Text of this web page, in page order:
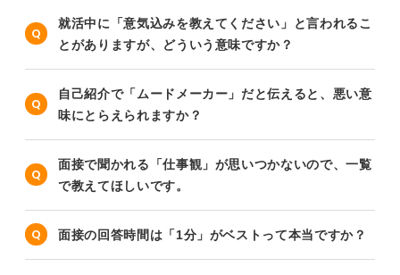
就活中に「意気込みを教えてください」と言われるこ
とがありますが、どういう意味ですか？
自己紹介で「ムードメーカー」だと伝えると、悪い意
味にとらえられますか？
面接で聞かれる「仕事観」が思いつかないので、一覧
で教えてほしいです。
面接の回答時間は「1分」がベストって本当ですか？